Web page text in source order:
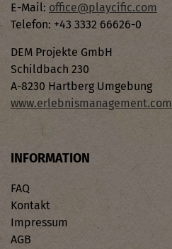
E-Mail: office@playcific.com
Telefon: +43 3332 66626-0
DEM Projekte GmbH
Schildbach 230
A-8230 Hartberg Umgebung
www.erlebnismanagement.com
INFORMATION
FAQ
Kontakt
Impressum
AGB